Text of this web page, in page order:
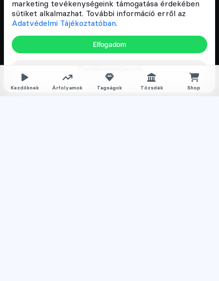
Kezdőknek Árfolyamok Tagságok Tőzsdék Shop
marketing tevékenységeink támogatása érdekében
sütiket alkalmazhat. További információ erről az
Adatvédelmi Tájékoztatóban.
Elfogadom
Oldalak
Árfolyamok
Rólunk